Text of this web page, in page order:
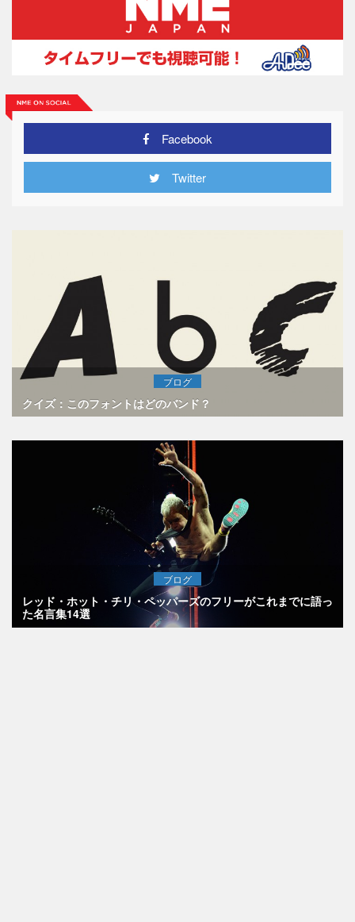
Facebook
Twitter
ブログ
クイズ：このフォントはどのバンド？
ブログ
レッド・ホット・チリ・ペッパーズのフリーがこれまでに語っ
た名言集14選